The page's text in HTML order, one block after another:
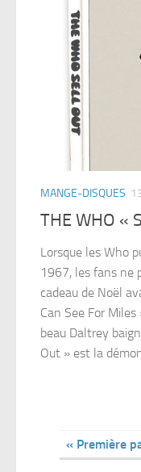
MANGE-DISQUES
THE WHO «
Lorsque les Who
1967, les fans ne
cadeau de Noël
Can See For
beau Daltrey
Out » est la
« Première